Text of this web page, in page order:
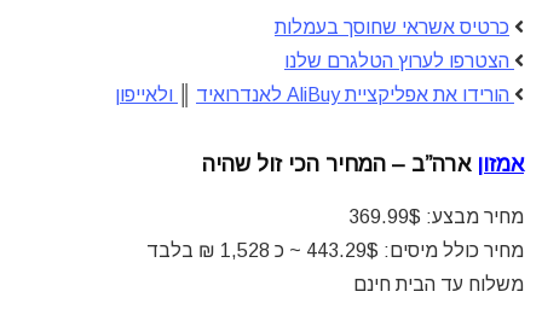
כרטיס אשראי שחוסך בעמלות
הצטרפו לערוץ הטלגרם שלנו
הורידו את אפליקציית AliBuy לאנדרואיד
ולאייפון
אמזון ארה”ב – המחיר הכי זול שהיה
מחיר מבצע: 369.99$
מחיר כולל מיסים: 443.29$ ~ כ 1,528 ₪ בלבד
משלוח עד הבית חינם